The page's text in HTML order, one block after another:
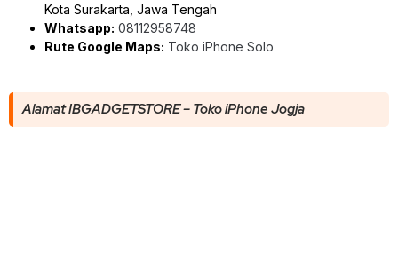
Kota Surakarta, Jawa Tengah
Whatsapp: 08112958748
Rute Google Maps: Toko iPhone Solo
Alamat IBGADGETSTORE – Toko iPhone Jogja